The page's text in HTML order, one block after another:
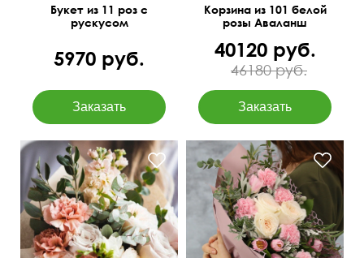
Букет из 11 роз с
рускусом
5970 руб.
Корзина из 101 белой
розы Аваланш
40120 руб.
46180 руб.
Составим под ваш
бюджет
Зелень: бруния, листья
питтоспорума